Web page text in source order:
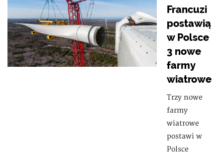
Francuzi
postawią
w Polsce
3 nowe
farmy
wiatrowe
Trzy nowe
farmy
wiatrowe
postawi w
Polsce